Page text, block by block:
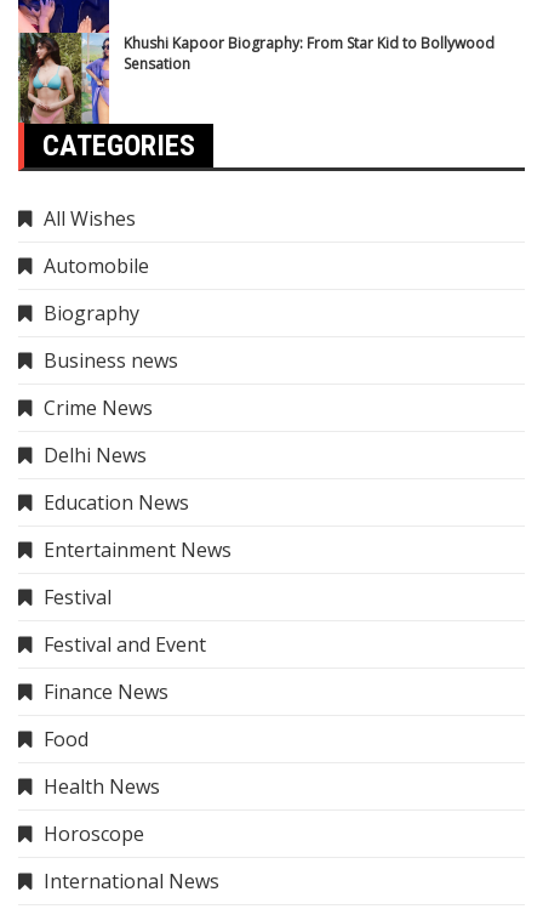
Khushi Kapoor Biography: From Star Kid to Bollywood
Sensation
CATEGORIES
All Wishes
Automobile
Biography
Business news
Crime News
Delhi News
Education News
Entertainment News
Festival
Festival and Event
Finance News
Food
Health News
Horoscope
International News